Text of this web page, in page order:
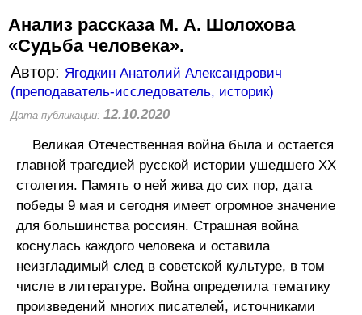
Анализ рассказа М. А. Шолохова
«Судьба человека».
Автор: Ягодкин Анатолий Александрович
(преподаватель-исследователь, историк)
Дата публикации: 12.10.2020
Великая Отечественная война была и остается
главной трагедией русской истории ушедшего XX
столетия. Память о ней жива до сих пор, дата
победы 9 мая и сегодня имеет огромное значение
для большинства россиян. Страшная война
коснулась каждого человека и оставила
неизгладимый след в советской культуре, в том
числе в литературе. Война определила тематику
произведений многих писателей, источниками